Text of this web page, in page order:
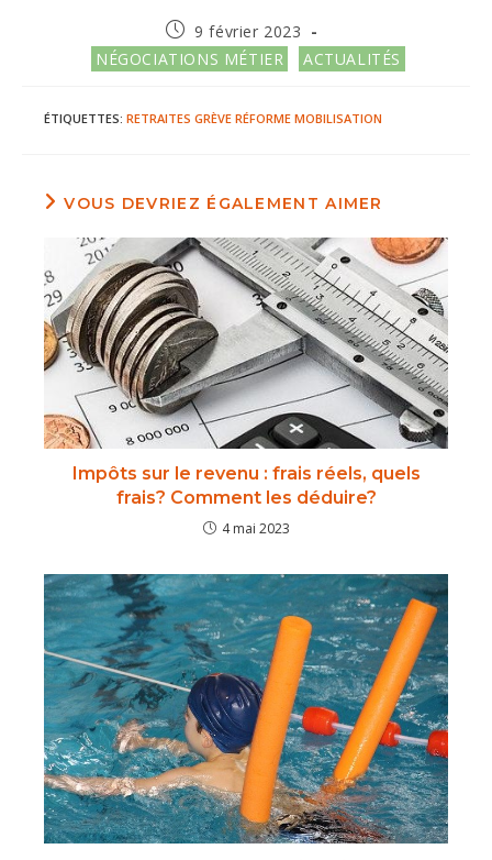
Publication
publiée :
9 février 2023
Post
category:
NÉGOCIATIONS MÉTIER ACTUALITÉS
ÉTIQUETTES: RETRAITES GRÈVE RÉFORME MOBILISATION
VOUS DEVRIEZ ÉGALEMENT AIMER
Impôts sur le revenu : frais réels, quels
frais? Comment les déduire?
4 mai 2023